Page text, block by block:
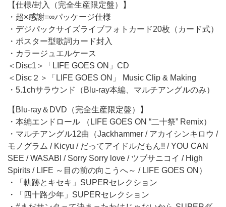
【仕様/封入（完全生産限定盤）】
・超×感謝=∞パッケージ仕様
・デジパックサイズライブフォトカード20枚（カード式）
・ポスター型歌詞カード封入
・カラージュエルケース
＜Disc1＞「LIFE GOES ON」CD
＜Disc２＞「LIFE GOES ON」 Music Clip & Making
・5.1chサラウンド（Blu-ray本編、マルチアングルのみ）
【Blu-ray＆DVD（完全生産限定盤）】
・本編エンドロール （LIFE GOES ON “二十祭” Remix）
・マルチアングル12曲（Jackhammer / アカイシンキロウ /
モノグラム / Kicyu / だってアイドルだもん!! / YOU CAN
SEE / WASABI / Sorry Sorry love / ツブサニコイ / High
Spirits / LIFE ～目の前の向こうへ～ / LIFE GOES ON）
・「軌跡とキセキ」SUPERセレクション
・「四十路少年」SUPERセレクション